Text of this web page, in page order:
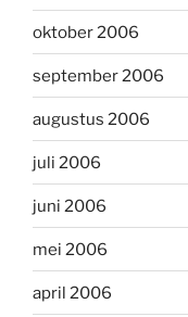
oktober 2006
september 2006
augustus 2006
juli 2006
juni 2006
mei 2006
april 2006